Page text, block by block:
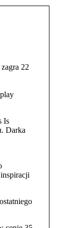
zagra 22
Is
Darka